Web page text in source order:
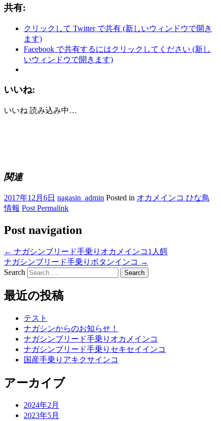
共有:
クリックして Twitter で共有 (新しいウィンドウで開き
ます)
Facebook で共有するにはクリックしてください (新し
いウィンドウで開きます)
いいね:
いいね 読み込み中…
関連
2017年12月6日 nagasin_admin Posted in オカメインコ ひな鳥
情報 Post Permalink
Post navigation
← ナガシンブリード手乗りオカメインコ1人餌
ナガシンブリード手乗りボタンインコ →
Search
最近の投稿
テスト
ナガシンからのお知らせ！
ナガシンブリード手乗りオカメインコ
ナガシンブリード手乗りセキセイインコ
国産手乗りアキクサインコ
アーカイブ
2024年2月
2023年5月